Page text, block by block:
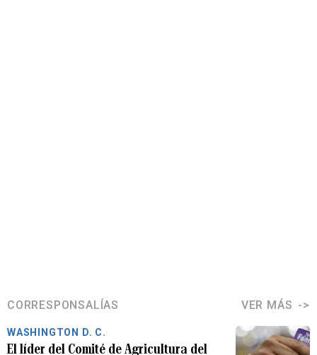
CORRESPONSALÍAS VER MÁS
WASHINGTON D. C.
El líder del Comité de Agricultura del